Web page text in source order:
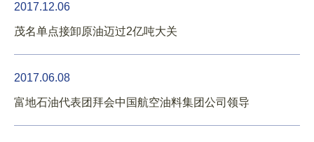
2017.12.06
茂名单点接卸原油迈过2亿吨大关
2017.06.08
富地石油代表团拜会中国航空油料集团公司领导